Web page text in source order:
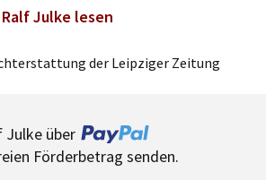
Julke lesen
der Leipziger Zeitung
Julke über
Förderbetrag senden.